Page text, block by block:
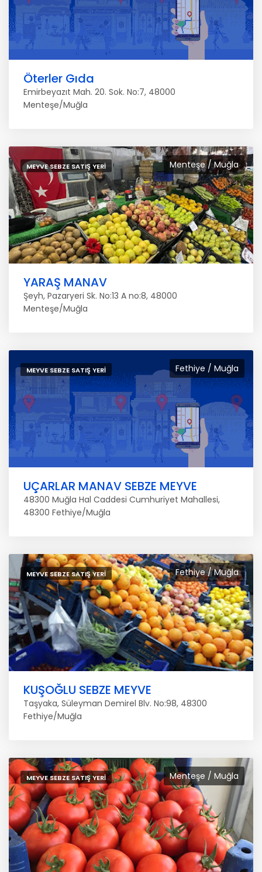
Öterler Gıda
Emirbeyazıt Mah. 20. Sok. No:7, 48000
Menteşe/Muğla
Menteşe / Muğla
MEYVE SEBZE SATIŞ YERI
YARAŞ MANAV
Şeyh, Pazaryeri Sk. No:13 A no:8, 48000
Menteşe/Muğla
Fethiye / Muğla
MEYVE SEBZE SATIŞ YERI
UÇARLAR MANAV SEBZE MEYVE
48300 Muğla Hal Caddesi Cumhuriyet Mahallesi,
48300 Fethiye/Muğla
Fethiye / Muğla
MEYVE SEBZE SATIŞ YERI
KUŞOĞLU SEBZE MEYVE
Taşyaka, Süleyman Demirel Blv. No:98, 48300
Fethiye/Muğla
Menteşe / Muğla
MEYVE SEBZE SATIŞ YERI